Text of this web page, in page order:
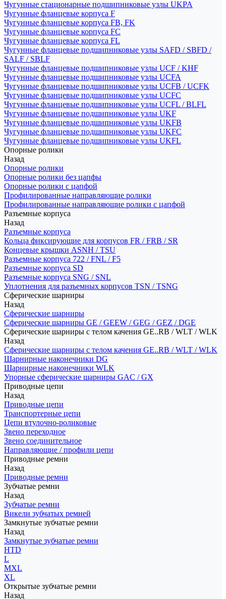
Чугунные стационарные подшипниковые узлы UKPA
Чугунные фланцевые корпуса F
Чугунные фланцевые корпуса FB, FK
Чугунные фланцевые корпуса FC
Чугунные фланцевые корпуса FL
Чугунные фланцевые подшипниковые узлы SAFD / SBFD /
SALF / SBLF
Чугунные фланцевые подшипниковые узлы UCF / KHF
Чугунные фланцевые подшипниковые узлы UCFA
Чугунные фланцевые подшипниковые узлы UCFB / UCFK
Чугунные фланцевые подшипниковые узлы UCFC
Чугунные фланцевые подшипниковые узлы UCFL / BLFL
Чугунные фланцевые подшипниковые узлы UKF
Чугунные фланцевые подшипниковые узлы UKFB
Чугунные фланцевые подшипниковые узлы UKFC
Чугунные фланцевые подшипниковые узлы UKFL
Опорные ролики
Назад
Опорные ролики
Опорные ролики без цапфы
Опорные ролики с цапфой
Профилированные направляющие ролики
Профилированные направляющие ролики с цапфой
Разъемные корпуса
Назад
Разъемные корпуса
Кольца фиксирующие для корпусов FR / FRB / SR
Концевые крышки ASNH / TSU
Разъемные корпуса 722 / FNL / F5
Разъемные корпуса SD
Разъемные корпуса SNG / SNL
Уплотнения для разъемных корпусов TSN / TSNG
Сферические шарниры
Назад
Сферические шарниры
Сферические шарниры GE / GEEW / GEG / GEZ / DGE
Сферические шарниры с телом качения GE..RB / WLT / WLK
Назад
Сферические шарниры с телом качения GE..RB / WLT / WLK
Шарнирные наконечники DG
Шарнирные наконечники WLK
Упорные сферические шарниры GAC / GX
Приводные цепи
Назад
Приводные цепи
Транспортерные цепи
Цепи втулочно-роликовые
Звено переходное
Звено соединительное
Направляющие / профили цепи
Приводные ремни
Назад
Приводные ремни
Зубчатые ремни
Назад
Зубчатые ремни
Викели зубчатых ремней
Замкнутые зубчатые ремни
Назад
Замкнутые зубчатые ремни
HTD
L
MXL
XL
Открытые зубчатые ремни
Назад